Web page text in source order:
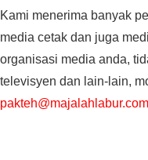
Kami menerima banyak
media cetak dan juga
organisasi media anda,
televisyen dan lain-lain,
pakteh@majalahlabur.com